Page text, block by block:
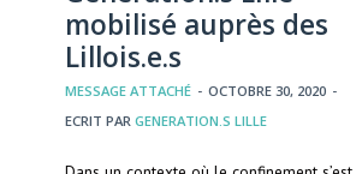
mobilisé auprès des
Lillois.e.s
MESSAGE ATTACHÉ - OCTOBRE 30, 2020 -
ECRIT PAR GENERATION.S LILLE